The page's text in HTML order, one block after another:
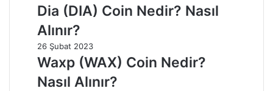
Dia (DIA) Coin Nedir? Nasıl
Alınır?
26 Şubat 2023
Waxp (WAX) Coin Nedir?
Nasıl Alınır?